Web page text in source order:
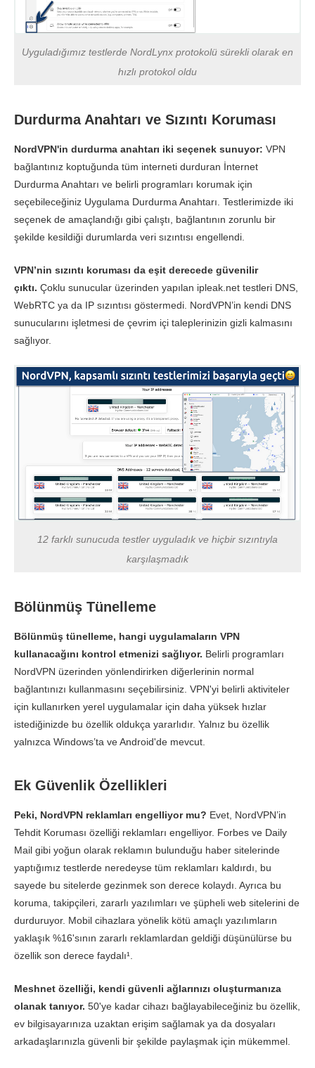
Uyguladığımız testlerde NordLynx protokolü sürekli olarak en
hızlı protokol oldu
Durdurma Anahtarı ve Sızıntı Koruması
NordVPN'in durdurma anahtarı iki seçenek sunuyor: VPN
bağlantınız koptuğunda tüm interneti durduran İnternet
Durdurma Anahtarı ve belirli programları korumak için
seçebileceğiniz Uygulama Durdurma Anahtarı. Testlerimizde iki
seçenek de amaçlandığı gibi çalıştı, bağlantının zorunlu bir
şekilde kesildiği durumlarda veri sızıntısı engellendi.
VPN’nin sızıntı koruması da eşit derecede güvenilir
çıktı. Çoklu sunucular üzerinden yapılan ipleak.net testleri DNS,
WebRTC ya da IP sızıntısı göstermedi. NordVPN’in kendi DNS
sunucularını işletmesi de çevrim içi taleplerinizin gizli kalmasını
sağlıyor.
12 farklı sunucuda testler uyguladık ve hiçbir sızıntıyla
karşılaşmadık
Bölünmüş Tünelleme
Bölünmüş tünelleme, hangi uygulamaların VPN
kullanacağını kontrol etmenizi sağlıyor. Belirli programları
NordVPN üzerinden yönlendirirken diğerlerinin normal
bağlantınızı kullanmasını seçebilirsiniz. VPN'yi belirli aktiviteler
için kullanırken yerel uygulamalar için daha yüksek hızlar
istediğinizde bu özellik oldukça yararlıdır. Yalnız bu özellik
yalnızca Windows’ta ve Android'de mevcut.
Ek Güvenlik Özellikleri
Peki, NordVPN reklamları engelliyor mu? Evet, NordVPN’in
Tehdit Koruması özelliği reklamları engelliyor. Forbes ve Daily
Mail gibi yoğun olarak reklamın bulunduğu haber sitelerinde
yaptığımız testlerde neredeyse tüm reklamları kaldırdı, bu
sayede bu sitelerde gezinmek son derece kolaydı. Ayrıca bu
koruma, takipçileri, zararlı yazılımları ve şüpheli web sitelerini de
durduruyor. Mobil cihazlara yönelik kötü amaçlı yazılımların
yaklaşık %16'sının zararlı reklamlardan geldiği düşünülürse bu
özellik son derece faydalı¹.
Meshnet özelliği, kendi güvenli ağlarınızı oluşturmanıza
olanak tanıyor. 50'ye kadar cihazı bağlayabileceğiniz bu özellik,
ev bilgisayarınıza uzaktan erişim sağlamak ya da dosyaları
arkadaşlarınızla güvenli bir şekilde paylaşmak için mükemmel.